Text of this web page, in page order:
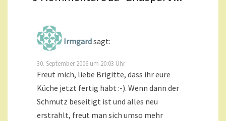
Irmgardsagt:
30. September 2006 um 20:03 Uhr
Freut mich, liebe Brigitte, dass ihr eure
Küche jetzt fertig habt :-). Wenn dann der
Schmutz beseitigt ist und alles neu
erstrahlt, freut man sich umso mehr